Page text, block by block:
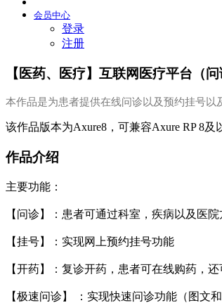
会员中心
登录
注册
【医药、医疗】互联网医疗平台（问
本作品是为患者提供在线问诊以及预约挂号以
该作品版本为Axure8，可兼容Axure RP 8及
作品介绍
主要功能：
【问诊】：患者可通过科室，疾病以及医
【挂号】：实现网上预约挂号功能
【开药】：复诊开药，患者可在线购药，
【极速问诊】 ：实现快速问诊功能（图文